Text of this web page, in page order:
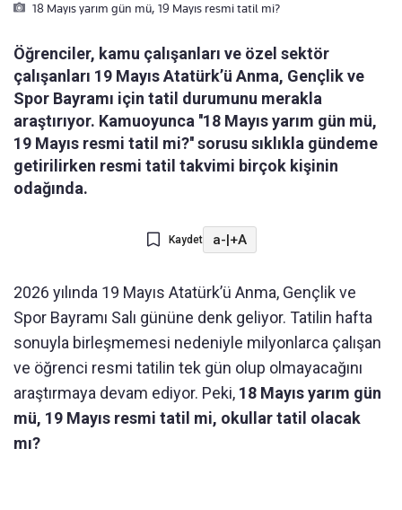
18 Mayıs yarım gün mü, 19 Mayıs resmi tatil mi?
Öğrenciler, kamu çalışanları ve özel sektör
çalışanları 19 Mayıs Atatürk’ü Anma, Gençlik ve
Spor Bayramı için tatil durumunu merakla
araştırıyor. Kamuoyunca ''18 Mayıs yarım gün mü,
19 Mayıs resmi tatil mi?'' sorusu sıklıkla gündeme
getirilirken resmi tatil takvimi birçok kişinin
odağında.
Kaydet a-|+A
2026 yılında 19 Mayıs Atatürk’ü Anma, Gençlik ve
Spor Bayramı Salı gününe denk geliyor. Tatilin hafta
sonuyla birleşmemesi nedeniyle milyonlarca çalışan
ve öğrenci resmi tatilin tek gün olup olmayacağını
araştırmaya devam ediyor. Peki, 18 Mayıs yarım gün
mü, 19 Mayıs resmi tatil mi, okullar tatil olacak
mı?